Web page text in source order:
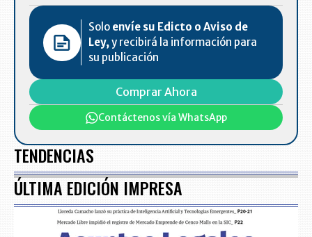
Solo envíe su Edicto o Aviso de
Ley,y recibirá la información para
su publicación
Comprar Ahora
Contáctenos vía WhatsApp
TENDENCIAS
ÚLTIMA EDICIÓN IMPRESA